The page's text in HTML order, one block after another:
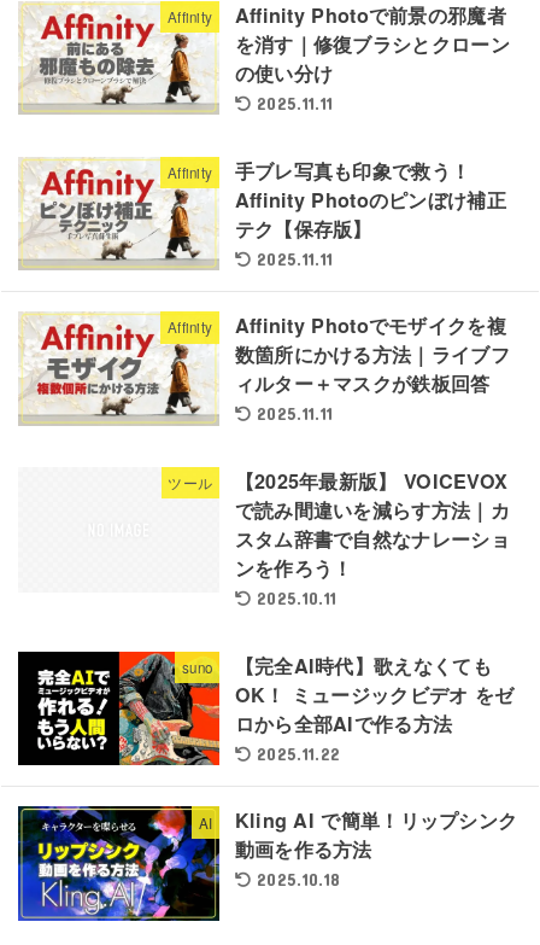
Affinity
Affinity Photoで前景の邪魔者
を消す｜修復ブラシとクローン
の使い分け
2025.11.11
Affinity
手ブレ写真も印象で救う！
Affinity Photoのピンぼけ補正
テク【保存版】
2025.11.11
Affinity
Affinity Photoでモザイクを複
数箇所にかける方法｜ライブフ
ィルター＋マスクが鉄板回答
2025.11.11
ツール
【2025年最新版】 VOICEVOX
で読み間違いを減らす方法｜カ
スタム辞書で自然なナレーショ
ンを作ろう！
2025.10.11
suno
【完全AI時代】歌えなくても
OK！ ミュージックビデオ をゼ
ロから全部AIで作る方法
2025.11.22
AI
Kling AI で簡単！リップシンク
動画を作る方法
2025.10.18